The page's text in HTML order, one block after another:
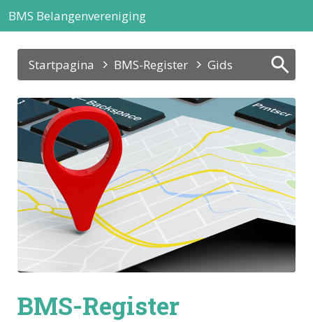
BMS Belangenvereniging
Startpagina BMS-Register Gids
BMS-Register